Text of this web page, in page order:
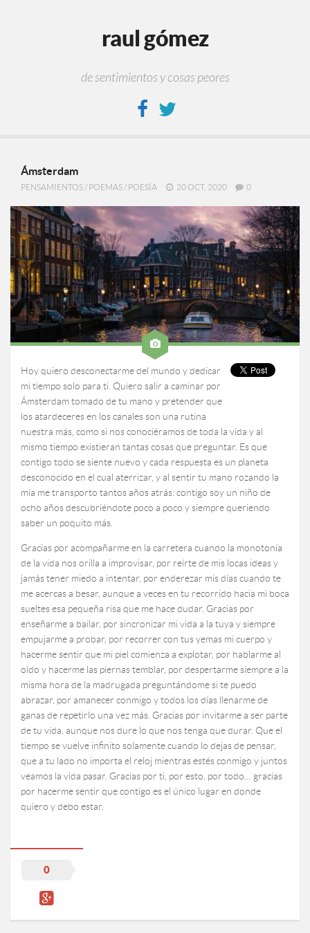
raul gómez
de sentimientos y cosas peores
Ámsterdam
PENSAMIENTOS / POEMAS / POESÍA 20 OCT, 2020 0
Hoy quiero desconectarme del mundo y dedicar
mi tiempo solo para ti. Quiero salir a caminar por
Ámsterdam tomado de tu mano y pretender que
los atardeceres en los canales son una rutina
nuestra más, como si nos conociéramos de toda la vida y al
mismo tiempo existieran tantas cosas que preguntar. Es que
contigo todo se siente nuevo y cada respuesta es un planeta
desconocido en el cual aterrizar, y al sentir tu mano rozando la
mía me transporto tantos años atrás: contigo soy un niño de
ocho años descubriéndote poco a poco y siempre queriendo
saber un poquito más.
Gracias por acompañarme en la carretera cuando la monotonía
de la vida nos orilla a improvisar, por reírte de mis locas ideas y
jamás tener miedo a intentar, por enderezar mis días cuando te
me acercas a besar, aunque a veces en tu recorrido hacia mi boca
sueltes esa pequeña risa que me hace dudar. Gracias por
enseñarme a bailar, por sincronizar mi vida a la tuya y siempre
empujarme a probar, por recorrer con tus yemas mi cuerpo y
hacerme sentir que mi piel comienza a explotar, por hablarme al
oído y hacerme las piernas temblar, por despertarme siempre a la
misma hora de la madrugada preguntándome si te puedo
abrazar, por amanecer conmigo y todos los días llenarme de
ganas de repetirlo una vez más. Gracias por invitarme a ser parte
de tu vida, aunque nos dure lo que nos tenga que durar. Que el
tiempo se vuelve infinito solamente cuando lo dejas de pensar,
que a tu lado no importa el reloj mientras estés conmigo y juntos
veamos la vida pasar. Gracias por ti, por esto, por todo… gracias
por hacerme sentir que contigo es el único lugar en donde
quiero y debo estar.
0